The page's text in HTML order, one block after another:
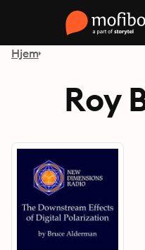
Hjem
Roy